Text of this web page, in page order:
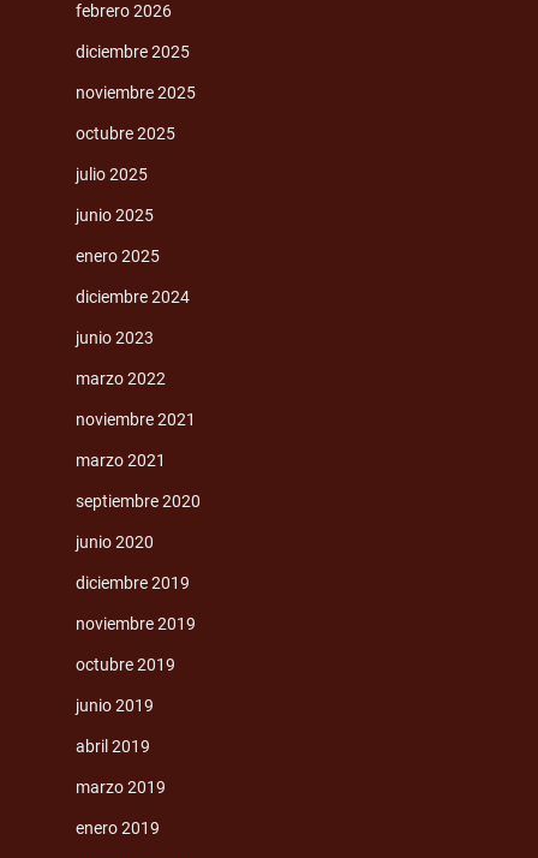
febrero 2026
diciembre 2025
noviembre 2025
octubre 2025
julio 2025
junio 2025
enero 2025
diciembre 2024
junio 2023
marzo 2022
noviembre 2021
marzo 2021
septiembre 2020
junio 2020
diciembre 2019
noviembre 2019
octubre 2019
junio 2019
abril 2019
marzo 2019
enero 2019